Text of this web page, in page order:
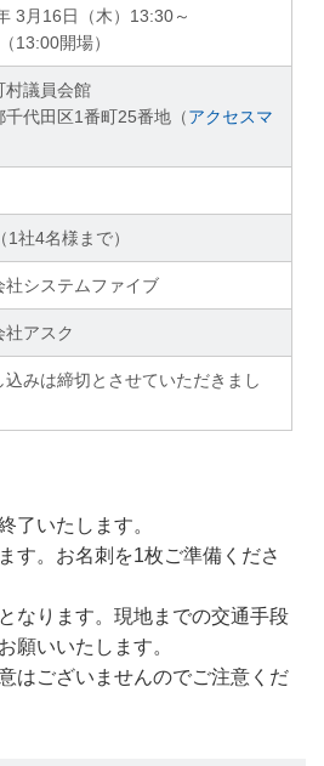
3月16日（木）13:30～
13:00開場）
村議員会館
千代田区1番町25番地（アクセスマ
1社4名様まで）
社システムファイブ
社アスク
込みは締切とさせていただきまし
了いたします。
す。お名刺を1枚ご準備くださ
なります。現地までの交通手段
願いいたします。
はございませんのでご注意くだ